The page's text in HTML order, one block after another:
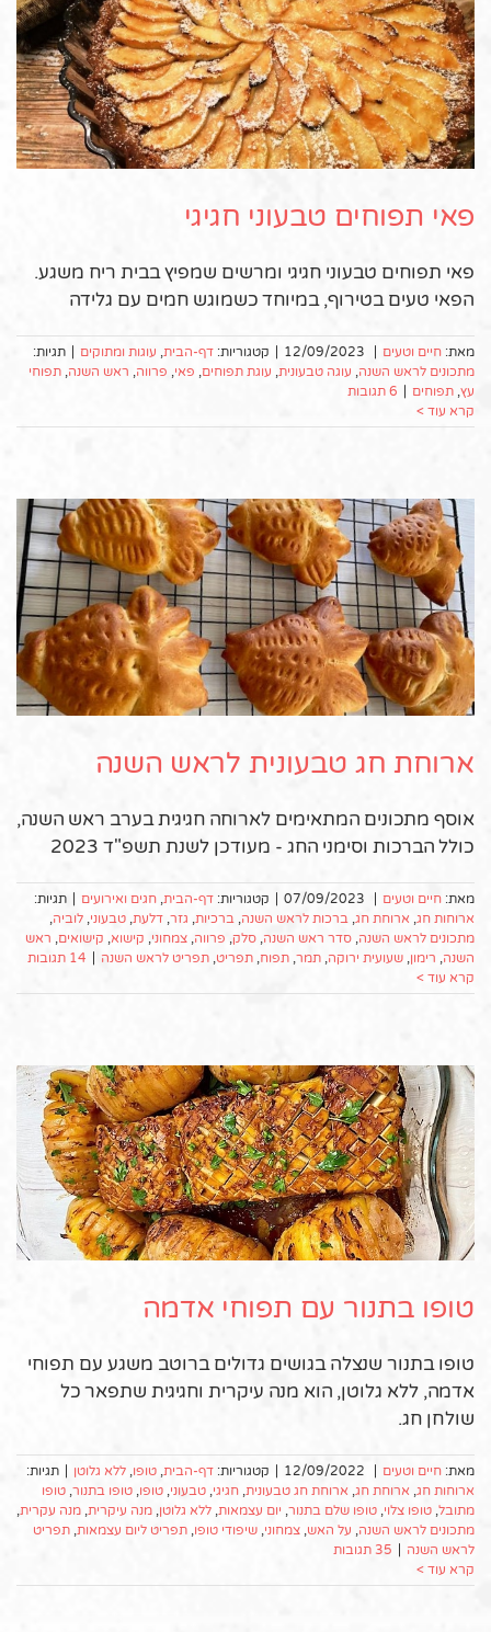
פאי תפוחים טבעוני חגיגי
פאי תפוחים טבעוני חגיגי ומרשים שמפיץ בבית ריח משגע.
הפאי טעים בטירוף, במיוחד כשמוגש חמים עם גלידה
מאת: חיים וטעים 12/09/2023 קטגוריות: דף-הבית, עוגות ומתוקים
תגיות:
מתכונים לראש השנה, עוגה טבעונית, עוגת תפוחים, פאי, פרווה, ראש השנה, תפוחי
עץ, תפוחים
6 תגובות
קרא עוד >
ארוחת חג טבעונית לראש השנה
אוסף מתכונים המתאימים לארוחה חגיגית בערב ראש השנה,
כולל הברכות וסימני החג - מעודכן לשנת תשפ"ד 2023
מאת: חיים וטעים 07/09/2023 קטגוריות: דף-הבית, חגים ואירועים
תגיות:
ארוחות חג, ארוחת חג, ברכות לראש השנה, ברכיות, גזר, דלעת, טבעוני, לוביה,
מתכונים לראש השנה, סדר ראש השנה, סלק, פרווה, צמחוני, קישוא, קישואים, ראש
השנה, רימון, שעועית ירוקה, תמר, תפוח, תפריט, תפריט לראש השנה
14 תגובות
קרא עוד >
טופו בתנור עם תפוחי אדמה
טופו בתנור שנצלה בגושים גדולים ברוטב משגע עם תפוחי
אדמה, ללא גלוטן, הוא מנה עיקרית וחגיגית שתפאר כל
שולחן חג.
מאת: חיים וטעים 12/09/2022 קטגוריות: דף-הבית, טופו, ללא גלוטן
תגיות:
ארוחות חג, ארוחת חג, ארוחת חג טבעונית, חגיגי, טבעוני, טופו, טופו בתנור, טופו
מתובל, טופו צלוי, טופו שלם בתנור, יום עצמאות, ללא גלוטן, מנה עיקרית, מנה עקרית,
מתכונים לראש השנה, על האש, צמחוני, שיפודי טופו, תפריט ליום עצמאות, תפריט
לראש השנה
35 תגובות
קרא עוד >